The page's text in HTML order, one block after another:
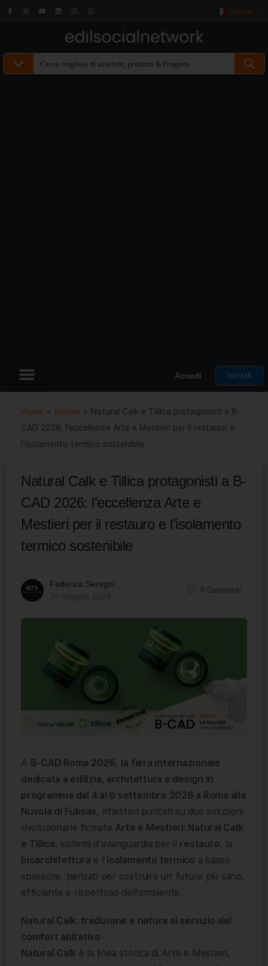
Italiano
Accedi Iscriviti
Home » Notizie » Natural Calk e Tillica protagonisti a B-
CAD 2026: l’eccellenza Arte e Mestieri per il restauro e
l’isolamento termico sostenibile
Natural Calk e Tillica protagonisti a B-
CAD 2026: l’eccellenza Arte e
Mestieri per il restauro e l’isolamento
termico sostenibile
Federica Seregni
0 Commenti
A B-CAD Roma 2026, la fiera internazionale
dedicata a edilizia, architettura e design in
programma dal 4 al 6 settembre 2026 a Roma alla
Nuvola di Fuksas, riflettori puntati su due soluzioni
rivoluzionarie firmate Arte e Mestieri: Natural Calk
e Tillica, sistemi d’avanguardia per il restauro, la
bioarchitettura e l’isolamento termico a basso
spessore, pensati per costruire un futuro più sano,
efficiente e rispettoso dell’ambiente.
Natural Calk: tradizione e natura al servizio del
comfort abitativo
Natural Calk è la linea storica di Arte e Mestieri,